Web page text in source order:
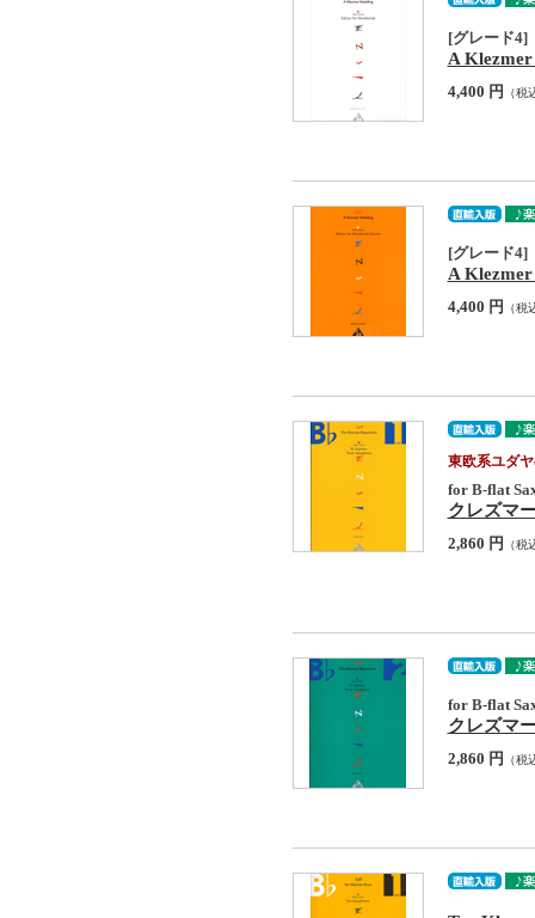
[グレード4]
A
4,400 円 （税
[グレード4]
A
4,400 円 （税
東欧系ユダ
for B-flat
クレズマ
2,860 円 （税
for B-flat
クレズマ
2,860 円 （税